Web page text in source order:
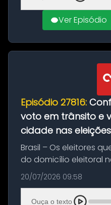
Ver Episódio
Episódio 27816:
voto em trânsito e
cidade nas
Brasil – Os eleitores
do domicílio eleitoral
podem solicitar o
desta segunda-feira
feito até 20 de ag...
20/07/2026 09:58
Ouça o texto